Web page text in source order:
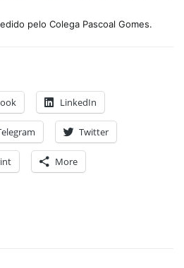
pelo Colega Pascoal Gomes.
LinkedIn
Twitter
More